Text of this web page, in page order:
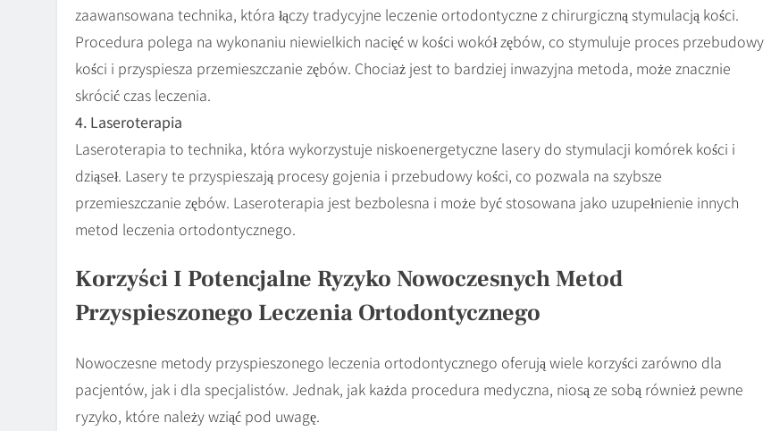
zaawansowana technika, która łączy tradycyjne leczenie ortodontyczne z chirurgiczną stymulacją kości.
Procedura polega na wykonaniu niewielkich nacięć w kości wokół zębów, co stymuluje proces przebudowy
kości i przyspiesza przemieszczanie zębów. Chociaż jest to bardziej inwazyjna metoda, może znacznie
skrócić czas leczenia.
4. Laseroterapia
Laseroterapia to technika, która wykorzystuje niskoenergetyczne lasery do stymulacji komórek kości i
dziąseł. Lasery te przyspieszają procesy gojenia i przebudowy kości, co pozwala na szybsze
przemieszczanie zębów. Laseroterapia jest bezbolesna i może być stosowana jako uzupełnienie innych
metod leczenia ortodontycznego.
Korzyści I Potencjalne Ryzyko Nowoczesnych Metod
Przyspieszonego Leczenia Ortodontycznego
Nowoczesne metody przyspieszonego leczenia ortodontycznego oferują wiele korzyści zarówno dla
pacjentów, jak i dla specjalistów. Jednak, jak każda procedura medyczna, niosą ze sobą również pewne
ryzyko, które należy wziąć pod uwagę.